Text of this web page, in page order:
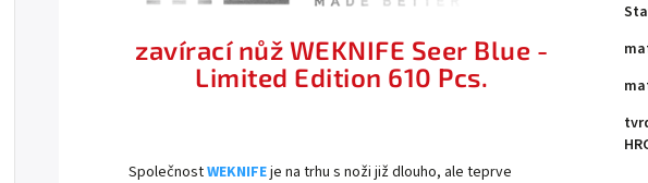
zavírací nůž WEKNIFE Seer Blue -
Limited Edition 610 Pcs.
SpolečnostWEKNIFEje na trhu s noži již dlouho, ale teprve